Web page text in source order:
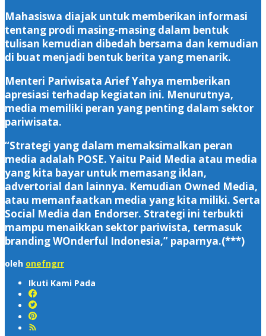
Mahasiswa diajak untuk memberikan informasi
tentang prodi masing-masing dalam bentuk
tulisan kemudian dibedah bersama dan kemudian
di buat menjadi bentuk berita yang menarik.
Menteri Pariwisata Arief Yahya memberikan
apresiasi terhadap kegiatan ini. Menurutnya,
media memiliki peran yang penting dalam sektor
pariwisata.
“Strategi yang dalam memaksimalkan peran
media adalah POSE. Yaitu Paid Media atau media
yang kita bayar untuk memasang iklan,
advertorial dan lainnya. Kemudian Owned Media,
atau memanfaatkan media yang kita miliki. Serta
Social Media dan Endorser. Strategi ini terbukti
mampu menaikkan sektor pariwista, termasuk
branding WOnderful Indonesia,” paparnya.(***)
oleh onefngrr
Ikuti Kami Pada